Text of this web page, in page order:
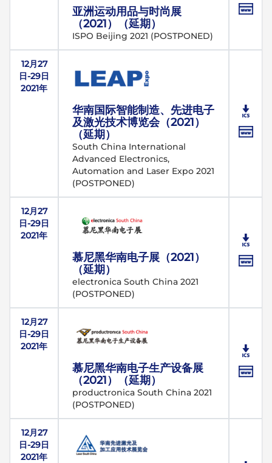
亚洲运动用品与时尚展
（2021）（延期）
ISPO Beijing 2021 (POSTPONED)
12月27
日-29日
2021年
华南国际智能制造、先进电子
及激光技术博览会（2021）
（延期）
South China International
Advanced Electronics,
Automation and Laser Expo 2021
(POSTPONED)
12月27
日-29日
2021年
慕尼黑华南电子展（2021）
（延期）
electronica South China 2021
(POSTPONED)
12月27
日-29日
2021年
慕尼黑华南电子生产设备展
（2021）（延期）
productronica South China 2021
(POSTPONED)
12月27
日-29日
2021年